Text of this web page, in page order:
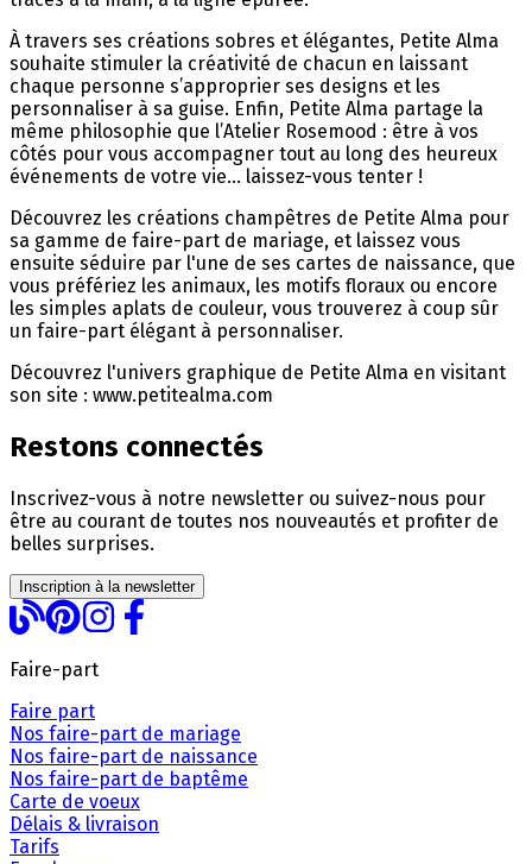
À travers ses créations sobres et élégantes, Petite Alma
souhaite stimuler la créativité de chacun en laissant
chaque personne s’approprier ses designs et les
personnaliser à sa guise. Enfin, Petite Alma partage la
même philosophie que l’Atelier Rosemood : être à vos
côtés pour vous accompagner tout au long des heureux
événements de votre vie… laissez-vous tenter !
Découvrez les créations champêtres de Petite Alma pour
sa gamme de faire-part de mariage, et laissez vous
ensuite séduire par l'une de ses cartes de naissance, que
vous préfériez les animaux, les motifs floraux ou encore
les simples aplats de couleur, vous trouverez à coup sûr
un faire-part élégant à personnaliser.
Découvrez l'univers graphique de Petite Alma en visitant
son site : www.petitealma.com
Restons connectés
Inscrivez-vous à notre newsletter ou suivez-nous pour
être au courant de toutes nos nouveautés et profiter de
belles surprises.
Inscription à la newsletter
Faire-part
Faire part
Nos faire-part de mariage
Nos faire-part de naissance
Nos faire-part de baptême
Carte de voeux
Délais & livraison
Tarifs